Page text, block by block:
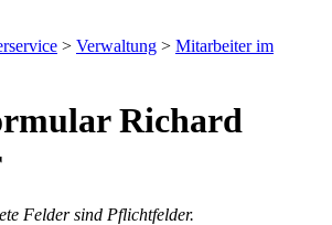
> Verwaltung > Mitarbeiter im
Richard
Felder sind Pflichtfelder.